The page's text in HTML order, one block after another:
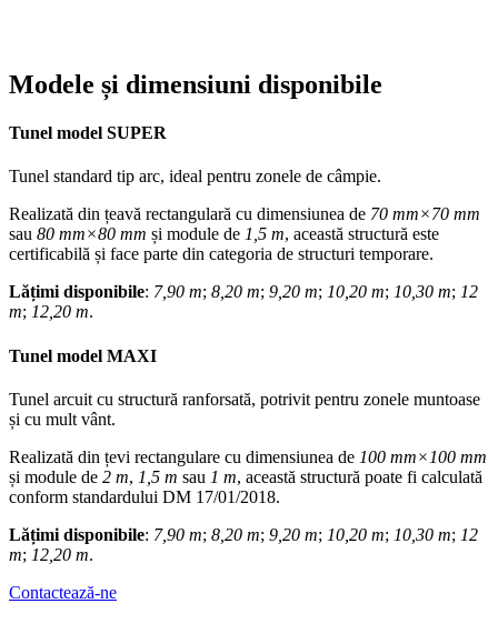
Modele și dimensiuni disponibile
Tunel model SUPER
Tunel standard tip arc, ideal pentru zonele de câmpie.
Realizată din țeavă rectangulară cu dimensiunea de 70 mm×70 mm
sau 80 mm×80 mm și module de 1,5 m, această structură este
certificabilă și face parte din categoria de structuri temporare.
Lățimi disponibile: 7,90 m; 8,20 m; 9,20 m; 10,20 m; 10,30 m; 12
m; 12,20 m.
Tunel model MAXI
Tunel arcuit cu structură ranforsată, potrivit pentru zonele muntoase
și cu mult vânt.
Realizată din țevi rectangulare cu dimensiunea de 100 mm×100 mm
și module de 2 m, 1,5 m sau 1 m, această structură poate fi calculată
conform standardului DM 17/01/2018.
Lățimi disponibile: 7,90 m; 8,20 m; 9,20 m; 10,20 m; 10,30 m; 12
m; 12,20 m.
Contactează-ne